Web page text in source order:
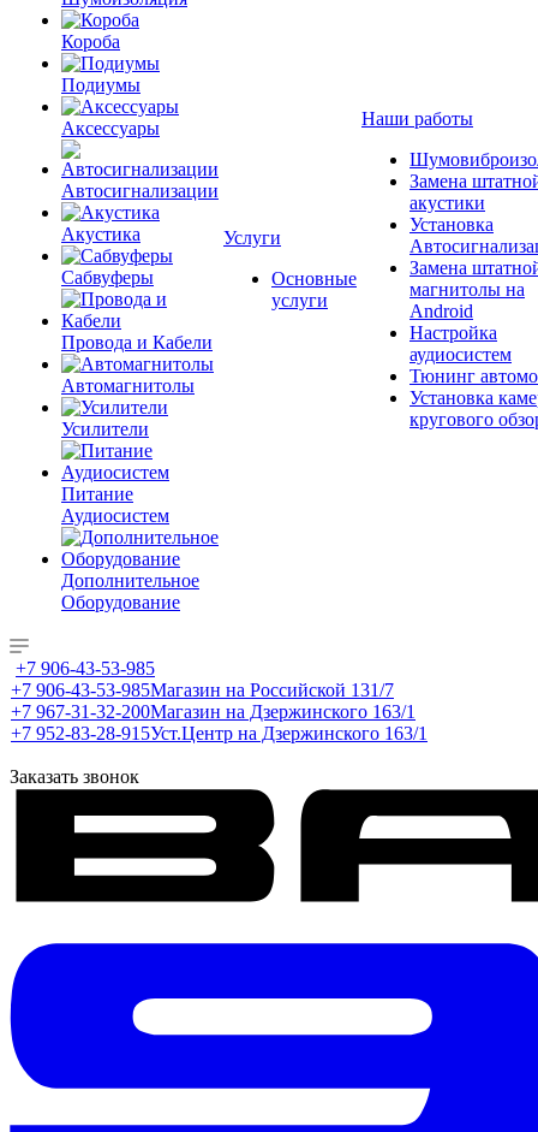
Короба
Подиумы
Аксессуары
Автосигнализации
Акустика
Сабвуферы
Провода и Кабели
Автомагнитолы
Усилители
Питание
Аудиосистем
Дополнительное
Оборудование
Услуги
Основные
услуги
Наши работы
Замена
акустики
Установка
Замена
магнитолы на
Android
Настройка
аудиосистем
Тюнинг
Установка
кругового
+7 906-43-53-985
+7 906-43-53-985Магазин на Российской 131/7
+7 967-31-32-200Магазин на Дзержинского 163/1
+7 952-83-28-915Уст.Центр на Дзержинского 163/1
Заказать звонок